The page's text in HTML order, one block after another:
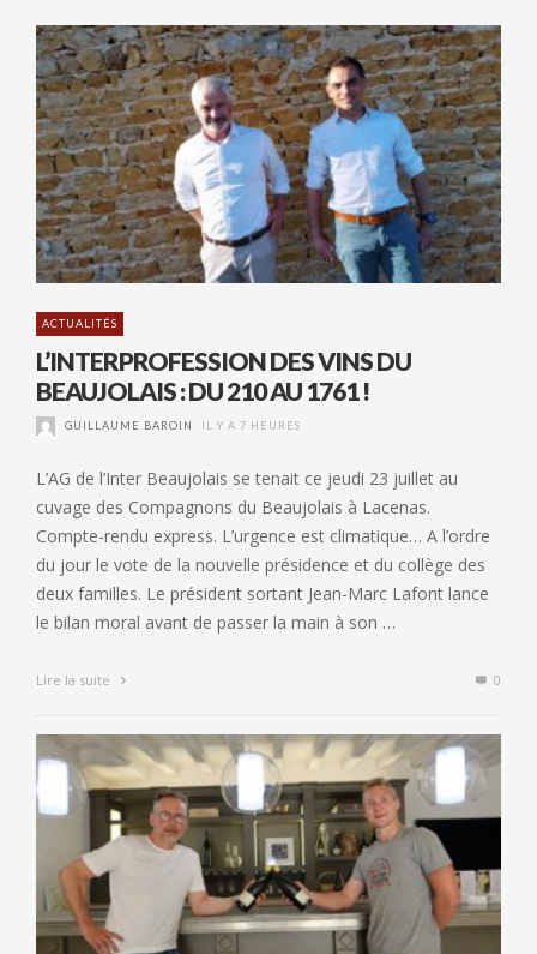
ACTUALITÉS
L’INTERPROFESSION DES VINS DU
BEAUJOLAIS : DU 210 AU 1761 !
GUILLAUME BAROIN IL Y A 7 HEURES
L’AG de l’Inter Beaujolais se tenait ce jeudi 23 juillet au
cuvage des Compagnons du Beaujolais à Lacenas.
Compte-rendu express. L’urgence est climatique… A l’ordre
du jour le vote de la nouvelle présidence et du collège des
deux familles. Le président sortant Jean-Marc Lafont lance
le bilan moral avant de passer la main à son …
Lire la suite 0